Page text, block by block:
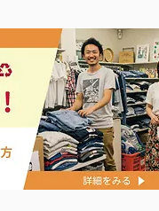
開催中‼️